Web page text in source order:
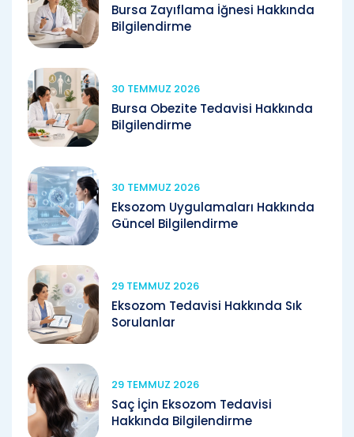
Bursa Zayıflama İğnesi Hakkında
Bilgilendirme
30 TEMMUZ 2026
Bursa Obezite Tedavisi Hakkında
Bilgilendirme
30 TEMMUZ 2026
Eksozom Uygulamaları Hakkında
Güncel Bilgilendirme
29 TEMMUZ 2026
Eksozom Tedavisi Hakkında Sık
Sorulanlar
29 TEMMUZ 2026
Saç İçin Eksozom Tedavisi
Hakkında Bilgilendirme